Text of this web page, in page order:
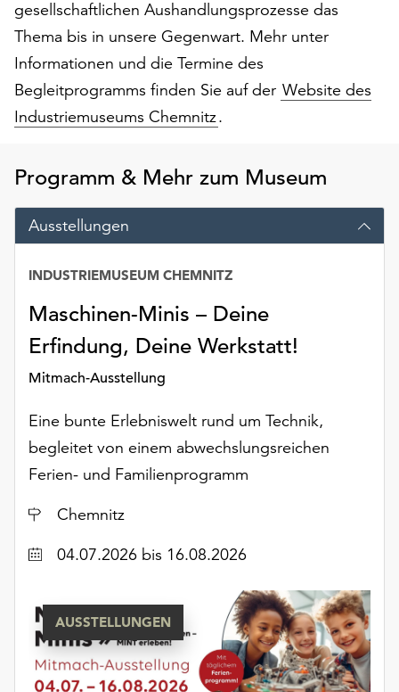
Ihr
Einverständnis
weiterhin
ausgeführt.
Möchten
Sie
Cookies
anpassen,
erreichen
Sie
die
Einstellungen
über
die
Schaltfläche
„Auswählen“.
Informationen
finden
Sie
unserer
Datenschutzerklärung
oder
dem
gesellschaftlichen Aushandlungsprozesse das
Thema bis in unsere Gegenwart. Mehr unter
Informationen und die Termine des
Begleitprogramms finden Sie auf der Website des
Industriemuseums Chemnitz.
Programm & Mehr zum Museum
Ausstellungen
Maschinen-Minis – Deine
Erfindung, Deine Werkstatt!
Mitmach-Ausstellung
INDUSTRIEMUSEUM CHEMNITZ
Eine bunte Erlebniswelt rund um Technik,
begleitet von einem abwechslungsreichen
Ferien- und Familienprogramm
Ort
Chemnitz
Datum04.07.2026 bis 16.08.2026
AUSSTELLUNGEN